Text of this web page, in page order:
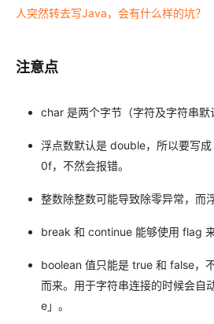
人突然转去写Java，会有什么样的坑？
注意点
char 是两个字节（字符及字符串默
浮点数默认是 double，所以要写
0f，不然会报错。
整数除整数可能导致除零异常，而
break 和 continue 能够使用 flag
boolean 值只能是 true 和 false，
而来。用于字符串连接的时候会自
e」。